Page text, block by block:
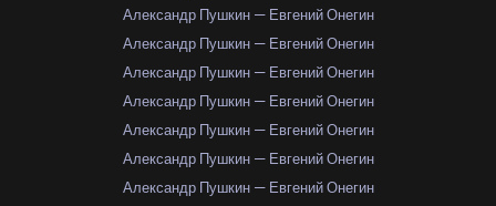
Александр Пушкин — Евгений Онегин
Александр Пушкин — Евгений Онегин
Александр Пушкин — Евгений Онегин
Александр Пушкин — Евгений Онегин
Александр Пушкин — Евгений Онегин
Александр Пушкин — Евгений Онегин
Александр Пушкин — Евгений Онегин